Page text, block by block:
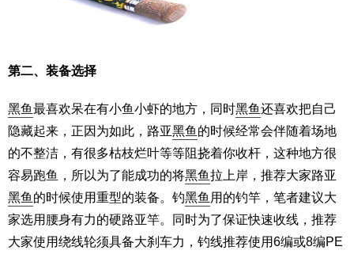
第二、装备选择
黑鱼最喜欢呆在有小鱼小虾的地方，同时黑鱼还喜欢把自己
隐藏起来，正因为如此，路亚黑鱼 的时候经常会伴随着场地
的不整洁，有很多枯枝烂叶等等阻挠着你收杆，这种地方很
容易跑鱼，所以为了能成功的将黑鱼拉上岸，推荐大家路亚
黑鱼 的时候使用重型的装备。钓黑鱼 用的钓竿，笔者建议大
家选用腰身有力的硬路亚竿。同时为了保证快速收线，推荐
大家使用绕线轮须具备大刹车力，钓线推荐使用6编或8编PE